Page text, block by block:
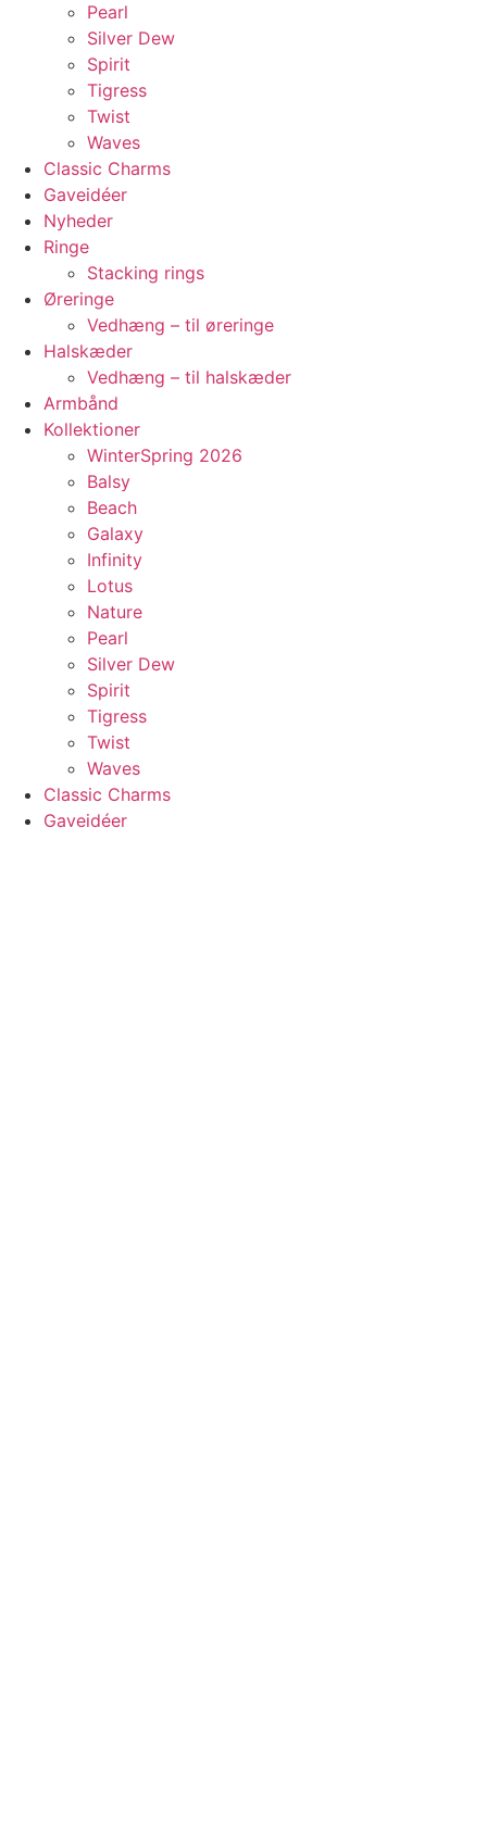
Pearl
Silver Dew
Spirit
Tigress
Twist
Waves
Classic Charms
Gaveidéer
Nyheder
Ringe
Stacking rings
Øreringe
Vedhæng – til øreringe
Halskæder
Vedhæng – til halskæder
Armbånd
Kollektioner
WinterSpring 2026
Balsy
Beach
Galaxy
Infinity
Lotus
Nature
Pearl
Silver Dew
Spirit
Tigress
Twist
Waves
Classic Charms
Gaveidéer